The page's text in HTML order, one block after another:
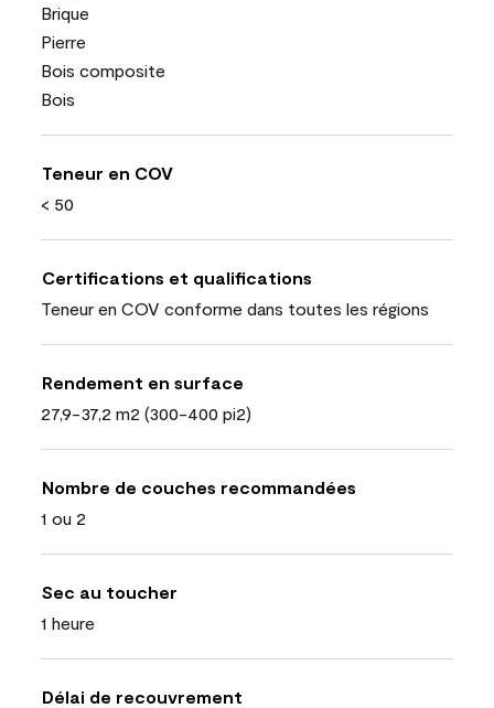
Brique
Pierre
Bois composite
Bois
Teneur en COV
< 50
Certifications et qualifications
Teneur en COV conforme dans toutes les régions
Rendement en surface
27,9-37,2 m2 (300-400 pi2)
Nombre de couches recommandées
1 ou 2
Sec au toucher
1 heure
Délai de recouvrement